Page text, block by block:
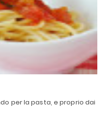
per la pasta, e proprio dai